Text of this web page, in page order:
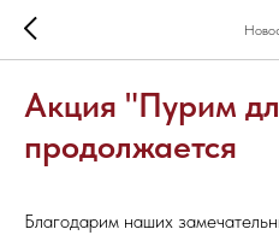
Акция "Пурим
продолжается
Благодарим наших